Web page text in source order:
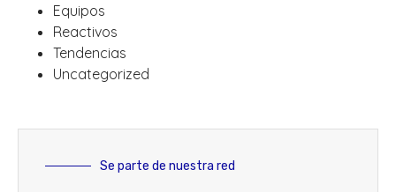
Equipos
Reactivos
Tendencias
Uncategorized
Se parte de nuestra red